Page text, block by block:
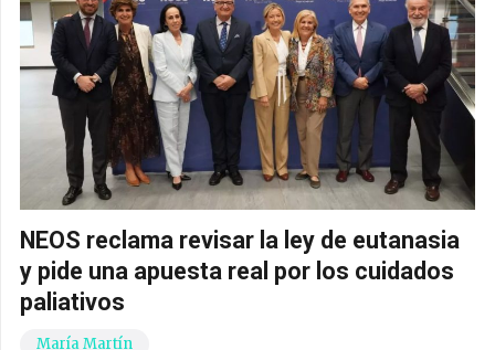
NEOS reclama revisar la ley de eutanasia
y pide una apuesta real por los cuidados
paliativos
María Martín